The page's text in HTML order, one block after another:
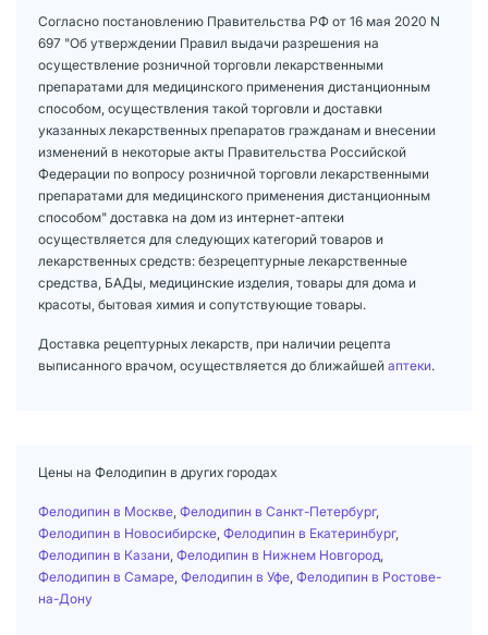
Согласно постановлению Правительства РФ от 16 мая 2020 N
697 "Об утверждении Правил выдачи разрешения на
осуществление розничной торговли лекарственными
препаратами для медицинского применения дистанционным
способом, осуществления такой торговли и доставки
указанных лекарственных препаратов гражданам и внесении
изменений в некоторые акты Правительства Российской
Федерации по вопросу розничной торговли лекарственными
препаратами для медицинского применения дистанционным
способом" доставка на дом из интернет-аптеки
осуществляется для следующих категорий товаров и
лекарственных средств: безрецептурные лекарственные
средства, БАДы, медицинские изделия, товары для дома и
красоты, бытовая химия и сопутствующие товары.
Доставка рецептурных лекарств, при наличии рецепта
выписанного врачом, осуществляется до ближайшей аптеки.
Цены на Фелодипин в других городах
Фелодипин в Москве Фелодипин в Санкт-Петербург,
Фелодипин в Новосибирске Фелодипин в Екатеринбург,
Фелодипин в Казани Фелодипин в Нижнем Новгород
Фелодипин в Самаре Фелодипин в Уфе Фелодипин в Ростове-
на-Дону